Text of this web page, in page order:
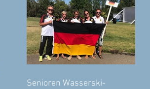
Senioren Wasserski-